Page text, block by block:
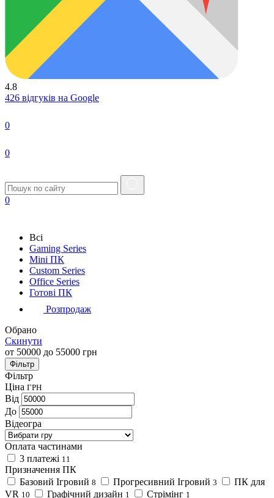
4.8
426 відгуків на Google
0
0
0
Всі
Gaming Series
Mini ПК
Custom Series
Office Series
Готові ПК
Розпродаж
Обрано
Скинути
от 50000 до 55000 грн
Фільтр
Фільтр
Ціна ГРН
Від
До
Відеогра
Оплата частинами
3 платежі 11
Призначення ПК
Базовий Ігровий 8 Прогресивний Ігровий 3
ПК для
VR 10 Графічний дизайн 1 Стрімінг 1